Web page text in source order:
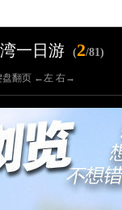
一日游 (2/81)
盘翻页 ←左 右→